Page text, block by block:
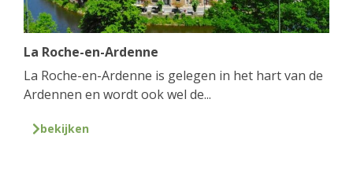
La Roche-en-Ardenne
La Roche-en-Ardenne is gelegen in het hart van de
Ardennen en wordt ook wel de...
bekijken